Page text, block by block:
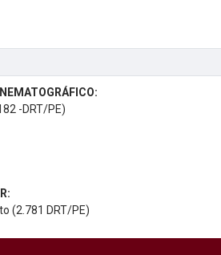
-DRT/PE)
(2.781 DRT/PE)